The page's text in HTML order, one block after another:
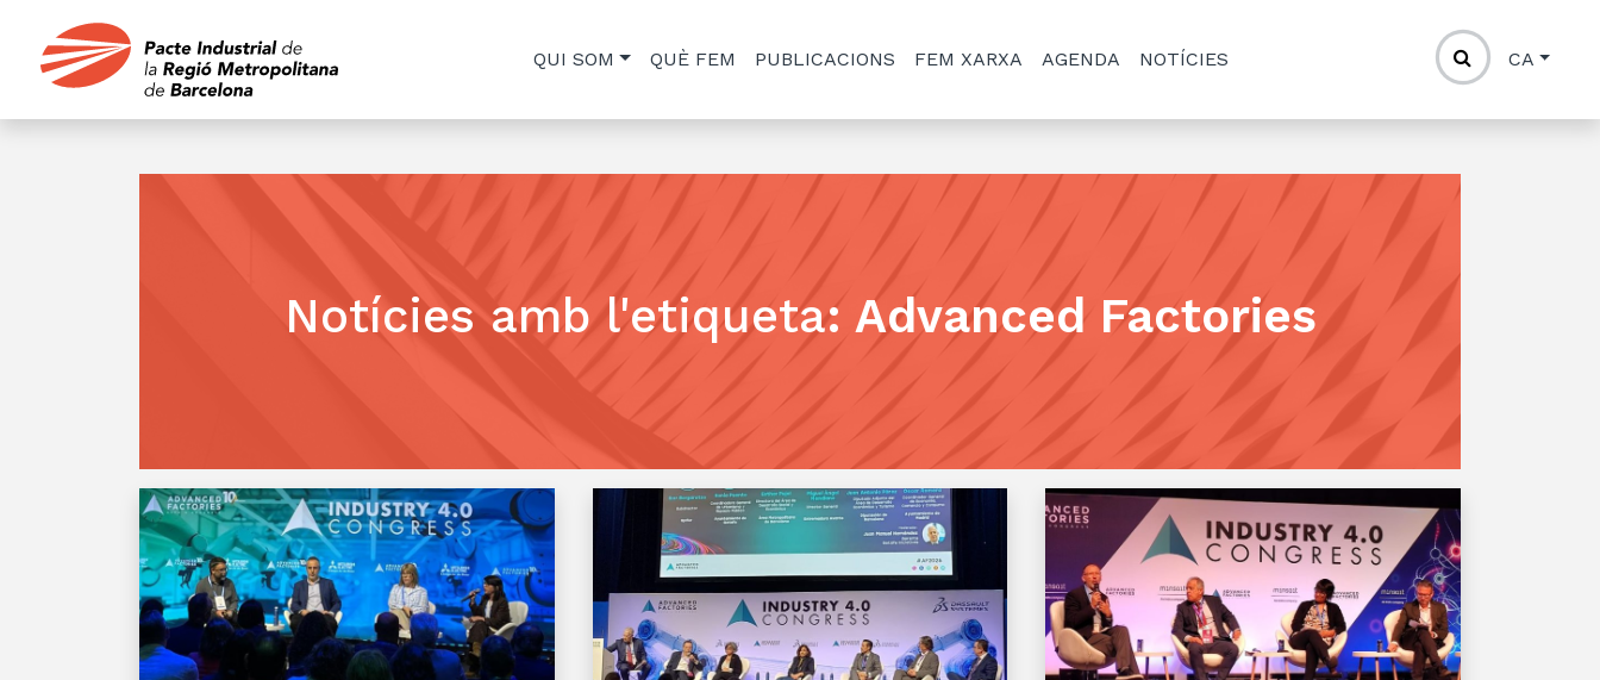
QUI SOM QUÈ FEM PUBLICACIONS FEM XARXA AGENDA NOTÍCIES CA
Notícies amb l'etiqueta: Advanced Factories